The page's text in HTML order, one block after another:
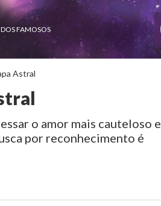
FAMOSOS
Astral
o amor mais cauteloso e
por reconhecimento é